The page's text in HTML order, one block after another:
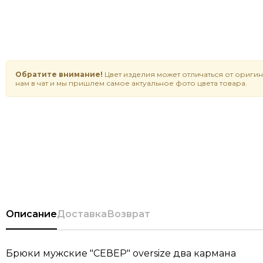
Обратите внимание! Цвет изделия может отличаться от
нам в чат и мы пришлем самое актуальное фото цвета товара.
ОписаниеДоставкаВозврат
Брюки мужские "СЕВЕР" oversize два кармана